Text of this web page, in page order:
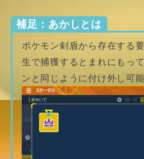
補足：あかしとは
ポケモン剣盾から存在する
生で捕獲するとまれにもっ
ンと同じように付け外し可能